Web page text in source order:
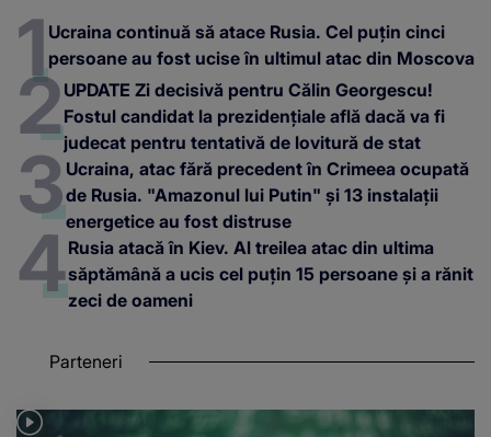
Ucraina continuă să atace Rusia. Cel puțin cinci
persoane au fost ucise în ultimul atac din Moscova
UPDATE Zi decisivă pentru Călin Georgescu!
Fostul candidat la prezidențiale află dacă va fi
judecat pentru tentativă de lovitură de stat
Ucraina, atac fără precedent în Crimeea ocupată
de Rusia. "Amazonul lui Putin" și 13 instalații
energetice au fost distruse
Rusia atacă în Kiev. Al treilea atac din ultima
săptămână a ucis cel puțin 15 persoane și a rănit
zeci de oameni
Parteneri